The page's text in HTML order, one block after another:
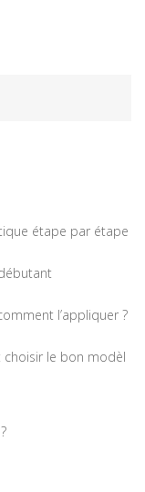
étape par étape
l’appliquer ?
le bon modèl